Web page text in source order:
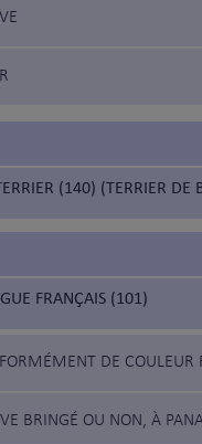
(140) (TERRIER DE
FRANÇAIS (101)
DE COULEUR
BRINGÉ OU NON, À